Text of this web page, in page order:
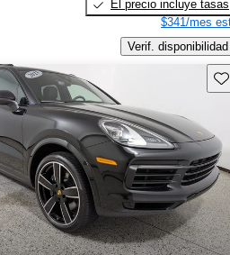
El precio incluye tasas
$341/mes
Verif. disponibilidad